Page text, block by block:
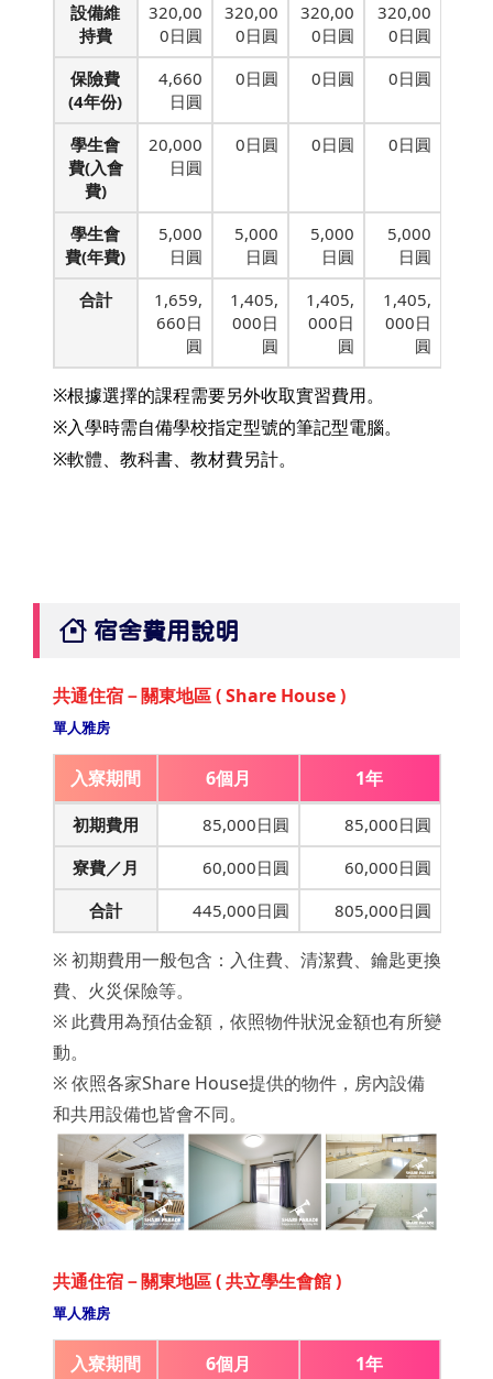
設備維
持費
320,00
0日圓
320,00
0日圓
320,00
0日圓
320,00
0日圓
保險費
(4年份)
4,660
日圓
0日圓 0日圓 0日圓
學生會
費(入會
費)
20,000
日圓
0日圓 0日圓 0日圓
學生會
費(年費)
5,000
日圓
5,000
日圓
5,000
日圓
5,000
日圓
合計
1,659,
660日
圓
1,405,
000日
圓
1,405,
000日
圓
1,405,
000日
圓
※根據選擇的課程需要另外收取實習費用。
※入學時需自備學校指定型號的筆記型電腦。
※軟體、教科書、教材費另計。
宿舍費用說明
共通住宿－關東地區 ( Share House )
單人雅房
入寮期間 6個月 1年
初期費用 85,000日圓
85,000日圓
寮費／月
60,000日圓
60,000日圓
合計
445,000日圓 805,000日圓
※ 初期費用一般包含：入住費、清潔費、鑰匙更換
費、火災保險等。
※ 此費用為預估金額，依照物件狀況金額也有所變
動。
※ 依照各家Share House提供的物件，房內設備
和共用設備也皆會不同。
共通住宿－關東地區 ( 共立學生會館 )
單人雅房
入寮期間 6個月 1年